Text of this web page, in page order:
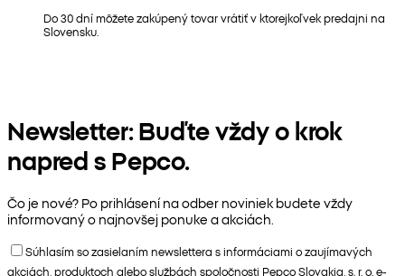
Do 30 dní môžete zakúpený tovar vrátiť v ktorejkoľvek predajni na
Slovensku.
Newsletter: Buďte vždy o krok
napred s Pepco.
Čo je nové? Po prihlásení na odber noviniek budete vždy
informovaný o najnovšej ponuke a akciách.
Súhlasím so zasielaním newslettera s informáciami o zaujímavých
akciách, produktoch alebo službách spoločnosti Pepco Slovakia, s. r. o. e-